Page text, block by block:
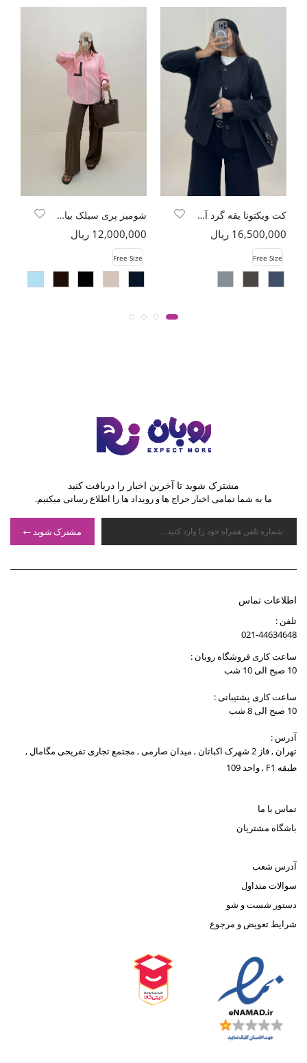
کت ویکتونا یقه گرد آستردار
16,500,000 ریال
Free Size
شومیز پری سیلک بیانکا
12,000,000 ریال
Free Size
مشترک شوید تا آخرین اخبار را دریافت کنید
ما به شما تمامی اخبار حراج ها و رویداد ها را اطلاع رسانی میکنیم.
مشترک شوید
اطلاعات تماس
تلفن :
021-44634648
ساعت کاری فروشگاه روبان :
10 صبح الی 10 شب
ساعت کاری پشتیبانی :
10 صبح الی 8 شب
آدرس :
تهران , فاز 2 شهرک اکباتان , میدان صارمی , مجتمع تجاری تفریحی مگامال ,
طبقه F1 , واحد 109
تماس با ما
باشگاه مشتریان
آدرس شعب
سوالات متداول
دستور شست و شو
شرایط تعویض و مرجوع